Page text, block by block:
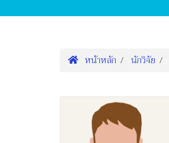
หน้าหลัก นักวิจัย